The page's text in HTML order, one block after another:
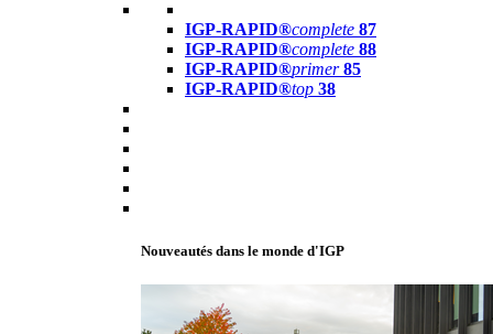
IGP-RAPID®complete 87
IGP-RAPID®complete 88
IGP-RAPID®primer 85
IGP-RAPID®top 38
Nouveautés dans le monde d'IGP